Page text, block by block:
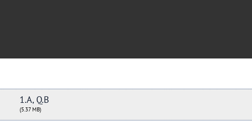
1.A, Q.B
(5.37 MB)